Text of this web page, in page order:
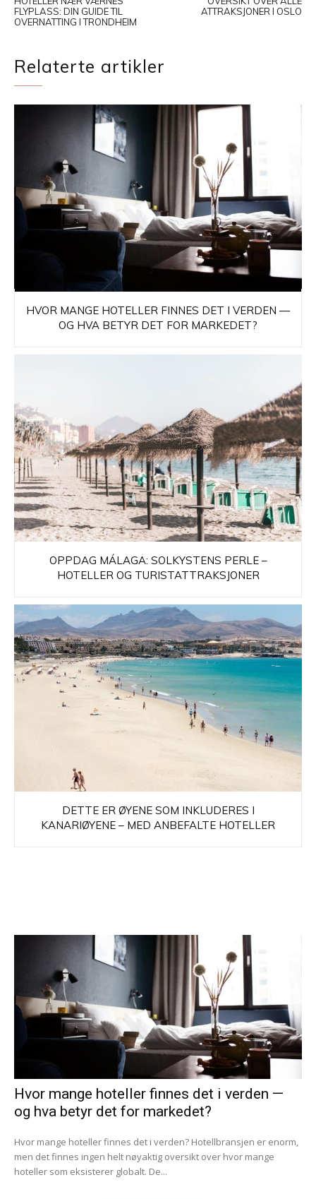
FLYPLASS: DIN GUIDE TIL
OVERNATTING I TRONDHEIM
ATTRAKSJONER I OSLO
Relaterte artikler
HVOR MANGE HOTELLER FINNES DET I VERDEN —
OG HVA BETYR DET FOR MARKEDET?
OPPDAG MÁLAGA: SOLKYSTENS PERLE –
HOTELLER OG TURISTATTRAKSJONER
DETTE ER ØYENE SOM INKLUDERES I
KANARIØYENE – MED ANBEFALTE HOTELLER
Hvor mange hoteller finnes det i verden —
og hva betyr det for markedet?
Hvor mange hoteller finnes det i verden? Hotellbransjen er enorm,
men det finnes ingen helt nøyaktig oversikt over hvor mange
hoteller som eksisterer globalt. De...